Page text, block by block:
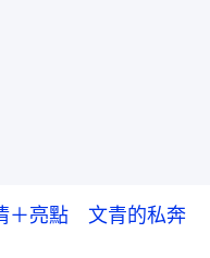
＋亮點 文青的私奔